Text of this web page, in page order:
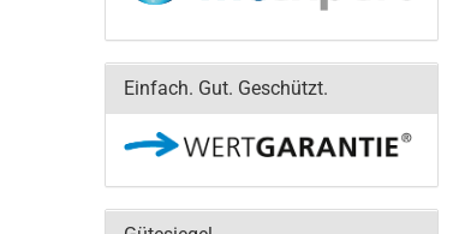
Einfach. Gut. Geschützt.